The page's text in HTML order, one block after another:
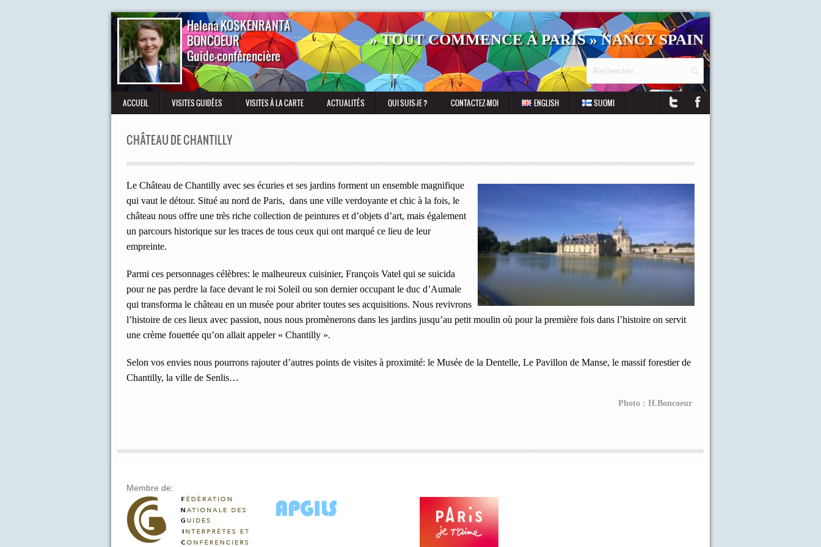
Helena KOSKENRANTA
BONCOEUR
Guide-conférencière
» TOUT COMMENCE À PARIS » NANCY SPAIN
ACCUEIL VISITES GUIDÉES VISITES À LA CARTE ACTUALITÉS QUI SUIS-JE ? CONTACTEZ-MOI ENGLISH SUOMI
CHÂTEAU DE CHANTILLY
Le Château de Chantilly avec ses écuries et ses jardins forment un ensemble magnifique
qui vaut le détour. Situé au nord de Paris, dans une ville verdoyante et chic à la fois, le
château nous offre une très riche collection de peintures et d’objets d’art, mais également
un parcours historique sur les traces de tous ceux qui ont marqué ce lieu de leur
empreinte.
Parmi ces personnages célèbres: le malheureux cuisinier, François Vatel qui se suicida
pour ne pas perdre la face devant le roi Soleil ou son dernier occupant le duc d’Aumale
qui transforma le château en un musée pour abriter toutes ses acquisitions. Nous revivrons
l’histoire de ces lieux avec passion, nous nous promènerons dans les jardins jusqu’au petit moulin où pour la première fois dans l’histoire on servit
une crème fouettée qu’on allait appeler « Chantilly ».
Selon vos envies nous pourrons rajouter d’autres points de visites à proximité: le Musée de la Dentelle, Le Pavillon de Manse, le massif forestier de
Chantilly, la ville de Senlis…
Photo : H.Boncoeur
Membre de: